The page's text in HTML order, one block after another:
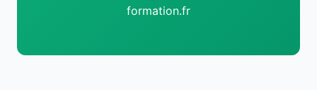
formation.fr